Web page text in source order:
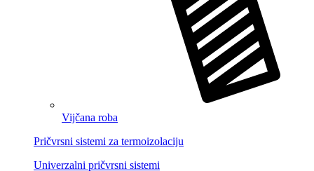
Vijčana roba
Pričvrsni sistemi za termoizolaciju
Univerzalni pričvrsni sistemi